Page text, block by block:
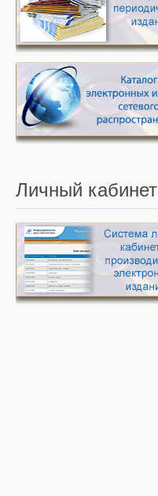
Личный кабинет